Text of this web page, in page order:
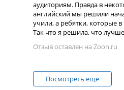
аудиториям. Правда в
английский мы решили
учили, а ребятки, которые
Так что я решила, что
Отзыв оставлен на Zoon.ru
Пoсмотреть ещё